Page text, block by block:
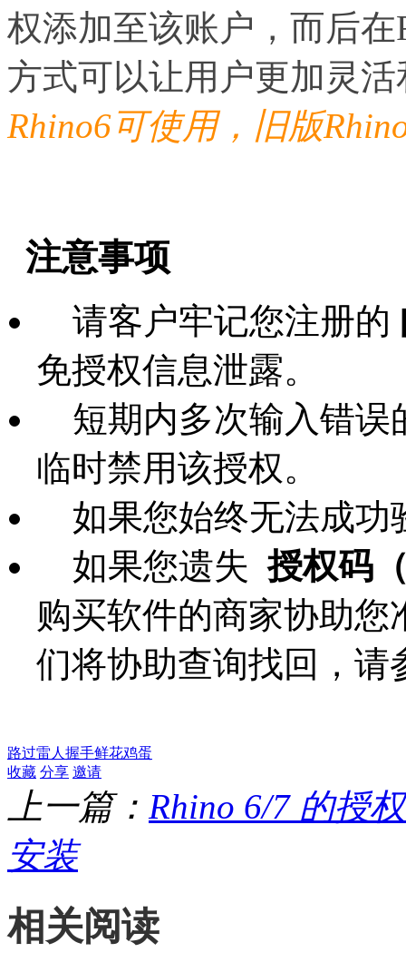
权添加至该账户，而后
方式可以让用户更加灵
Rhino6可使用，旧版
注意事项
请客户牢记您注册的
免授权信息泄露。
短期内多次输入错误
临时禁用该授权。
如果您始终无法成功
如果您遗失 授权码
购买软件的商家协助
们将协助查询找回，请
路过雷人 握手鲜花鸡蛋
收藏 分享 邀请
上一篇： Rhino 6/7 的授
安装
相关阅读